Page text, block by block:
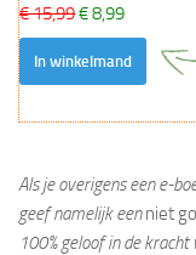
€ 15,99€ 8,99
In winkelmand
Als je overigens een e-
geef namelijk eenniet
100% geloof in de